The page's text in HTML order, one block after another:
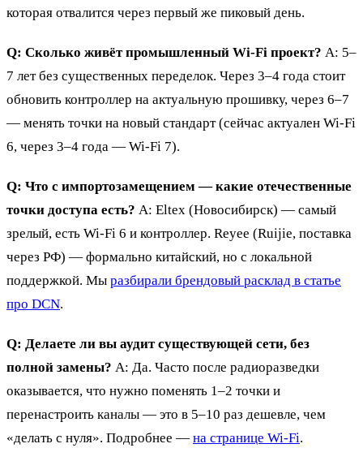
которая отвалится через первый же пиковый день.
Q: Сколько живёт промышленный Wi-Fi проект? A: 5–
7 лет без существенных переделок. Через 3–4 года стоит
обновить контроллер на актуальную прошивку, через 6–7
— менять точки на новый стандарт (сейчас актуален Wi-Fi
6, через 3–4 года — Wi-Fi 7).
Q: Что с импортозамещением — какие отечественные
точки доступа есть? A: Eltex (Новосибирск) — самый
зрелый, есть Wi-Fi 6 и контроллер. Reyee (Ruijie, поставка
через РФ) — формально китайский, но с локальной
поддержкой. Мы разбирали брендовый расклад в статье
про DCN.
Q: Делаете ли вы аудит существующей сети, без
полной замены? A: Да. Часто после радиоразведки
оказывается, что нужно поменять 1–2 точки и
перенастроить каналы — это в 5–10 раз дешевле, чем
«делать с нуля». Подробнее — на странице Wi-Fi.